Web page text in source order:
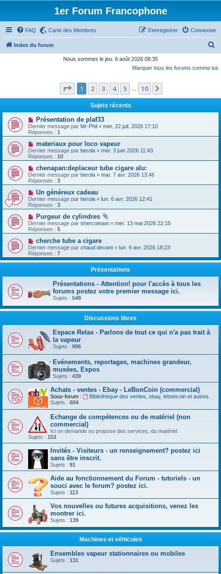
1er Forum Francophone
FAQ Carte des Membres Connexion
S’enregistrer
Index du forum
c
Nous sommes le jeu. 6 août 2026 08:35
Marquer tous les forums comme lus
Page 1sur
1 2 3 4 5 10
Sujets récents
Présentation de plaf33
Dernier message par Mr-Phil « mer. 22 juil. 2026 17:10
Réponses : 1
materiaux pour loco vapeur
Dernier message par berola « mer. 3 juin 2026 11:43
Réponses : 10
chenapan:deplaceur tube cigare alu:
Dernier message par berola « mar. 7 avr. 2026 13:46
Réponses : 3
Un généreux cadeau
Dernier message par berola « lun. 6 avr. 2026 12:41
Réponses : 3
Purgeur de cylindres
Dernier message par shercoteam « mer. 13 mai 2026 22:15
Réponses : 5
cherche tube a cigare
Dernier message par chaud devant « lun. 6 avr. 2026 18:23
Réponses : 7
Présentations
Présentations - Attention! pour l'accès à tous les
forums postez votre premier message ici.
Sujets : 548
Discussions libres
Espace Relax - Parlons de tout ce qui n'a pas trait à
la vapeur
Sujets : 996
Evénements, reportages, machines grandeur,
musées, Expos
Sujets : 439
Achats - ventes - Ebay - LeBonCoin (commercial)
Sous-forum :
Bibliothèque des ventes, ebay, leboncoin et autres.
Sujets : 604
Echange de compétences ou de matériel (non
commercial)
Ici on demande ou propose des services, du matériel
Sujets : 153
Invités - Visiteurs - un renseignement? postez ici
sans être inscrit.
Sujets : 91
Aide au fonctionnement du Forum - tutoriels - un
souci avec le forum? postez ici.
Sujets : 113
Vos nouvelles ou futures acquisitions, venez les
montrer ici.
Sujets : 139
Machines et véhicules
Ensembles vapeur stationnaires ou mobiles
Sujets : 131